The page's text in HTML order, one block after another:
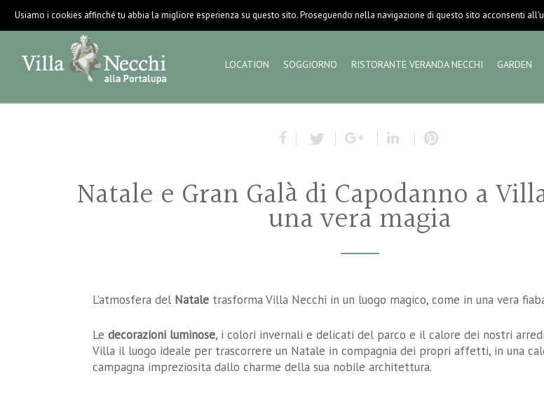
LOCATION SOGGIORNO RISTORANTE VERANDA NECCHI GARDEN
Natale e Gran Galà di Capodanno a
una vera magia
L’atmosfera del Natale trasforma Villa Necchi in un luogo magico, come in una vera
Ledecorazioni luminose, i colori invernali e delicati del parco e il calore dei nostri
Villa il luogo ideale per trascorrere un Natale in compagnia dei propri affetti, in una
campagna impreziosita dallo charme della sua nobile architettura.
Usiamo i cookies affinché tu abbia la migliore esperienza su questo sito. Proseguendo nella navigazione di questo sito acconsenti